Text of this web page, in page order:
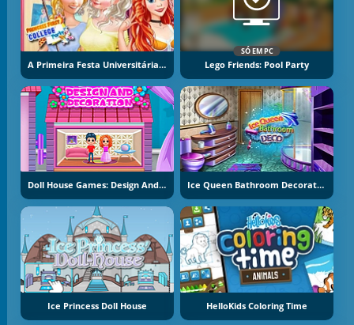
A Primeira Festa Universitária Da Princesa
SÓ EM PC
Lego Friends: Pool Party
Doll House Games: Design And Decoration Ice Queen Bathroom Decoration
Ice Princess Doll House HelloKids Coloring Time